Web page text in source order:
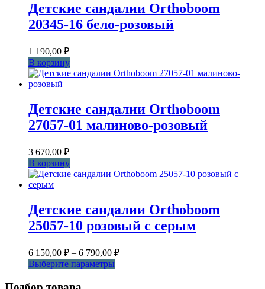
Детские сандалии Orthoboom
20345-16 бело-розовый
1 190,00 ₽
В корзину
Детские сандалии Orthoboom
27057-01 малиново-розовый
3 670,00 ₽
В корзину
Детские сандалии Orthoboom
25057-10 розовый с серым
6 150,00 ₽ – 6 790,00 ₽Диапазон
Выберите параметры